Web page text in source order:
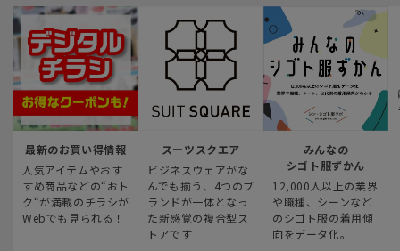
最新のお買い得情報
人気アイテムやおす
すめ商品などの“おト
ク“が満載のチラシが
Webでも見られる！
スーツスクエア
ビジネスウェアがな
んでも揃う、4つのブ
ランドが一体となっ
た新感覚の複合型ス
トアです
みんなの
シゴト服ずかん
12,000人以上の業界
や職種、シーンなど
のシゴト服の着用傾
向をデータ化。